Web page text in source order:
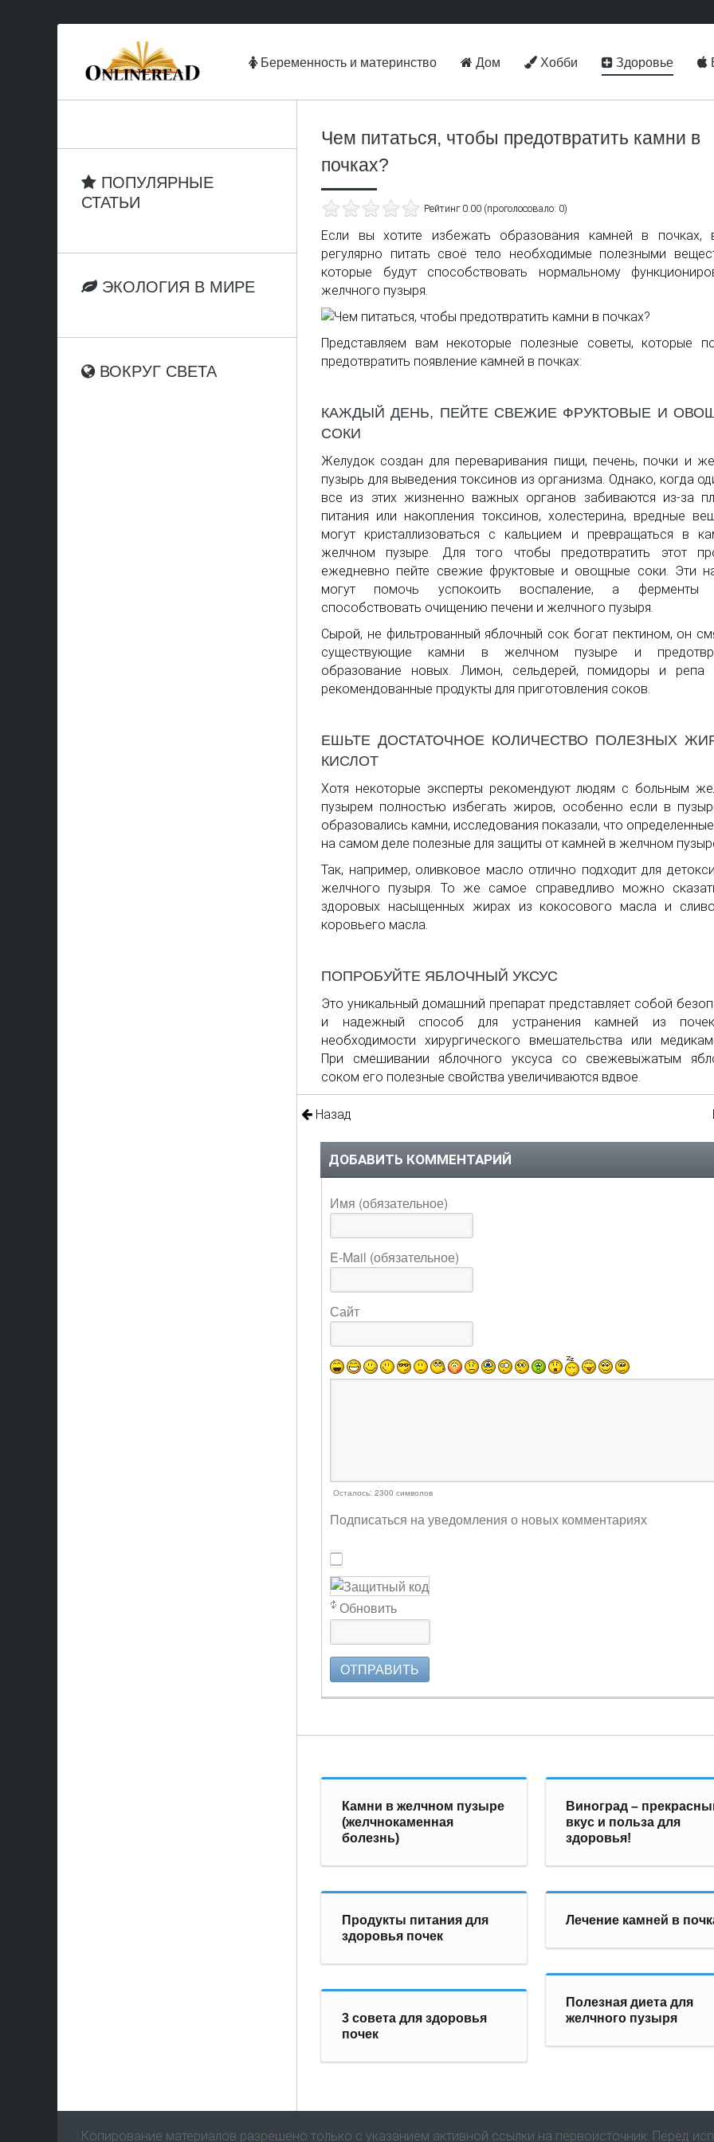
Беременность и материнство Дом Хобби Здоровье
Чем питаться, чтобы предотвратить камни в
почках?
Рейтинг 0.00 (проголосовало: 0)
Если вы хотите избежать образования камней в почках,
регулярно питать своё тело необходимые полезными
которые будут способствовать нормальному
желчного пузыря.
Представляем вам некоторые полезные советы, которые
предотвратить появление камней в почках:
КАЖДЫЙ ДЕНЬ, ПЕЙТЕ СВЕЖИЕ ФРУКТОВЫЕ И
СОКИ
Желудок создан для переваривания пищи, печень, почки и
пузырь для выведения токсинов из организма. Однако, когда
все из этих жизненно важных органов забиваются из-за
питания или накопления токсинов, холестерина, вредные
могут кристаллизоваться с кальцием и превращаться в
желчном пузыре. Для того чтобы предотвратить этот
ежедневно пейте свежие фруктовые и овощные соки. Эти
могут помочь успокоить воспаление, а ферменты
способствовать очищению печени и желчного пузыря.
Сырой, не фильтрованный яблочный сок богат пектином, он
существующие камни в желчном пузыре и
образование новых. Лимон, сельдерей, помидоры и репа
рекомендованные продукты для приготовления соков.
ЕШЬТЕ ДОСТАТОЧНОЕ КОЛИЧЕСТВО ПОЛЕЗНЫХ
КИСЛОТ
Хотя некоторые эксперты рекомендуют людям с больным
пузырем полностью избегать жиров, особенно если в
образовались камни, исследования показали, что
на самом деле полезные для защиты от камней в желчном
Так, например, оливковое масло отлично подходит для
желчного пузыря. То же самое справедливо можно
здоровых насыщенных жирах из кокосового масла и
коровьего масла.
ПОПРОБУЙТЕ ЯБЛОЧНЫЙ УКСУС
Это уникальный домашний препарат представляет собой
и надежный способ для устранения камней из
необходимости хирургического вмешательства или
При смешивании яблочного уксуса со свежевыжатым
соком его полезные свойства увеличиваются вдвое.
Назад
ДОБАВИТЬ КОММЕНТАРИЙ
Имя (обязательное)
E-Mail (обязательное)
Сайт
Осталось: 2300 символов
Подписаться на уведомления о новых комментариях
Обновить
ОТПРАВИТЬ
Камни в желчном пузыре
(желчнокаменная
болезнь)
Продукты питания для
здоровья почек
3 совета для здоровья
почек
Виноград –
вкус и польза для
здоровья!
Лечение камней в
Полезная диета для
желчного пузыря
ПОПУЛЯРНЫЕ
СТАТЬИ
ЭКОЛОГИЯ В МИРЕ
ВОКРУГ СВЕТА
Копирование материалов разрешено только с указанием активной ссылки на первоисточник. Перед